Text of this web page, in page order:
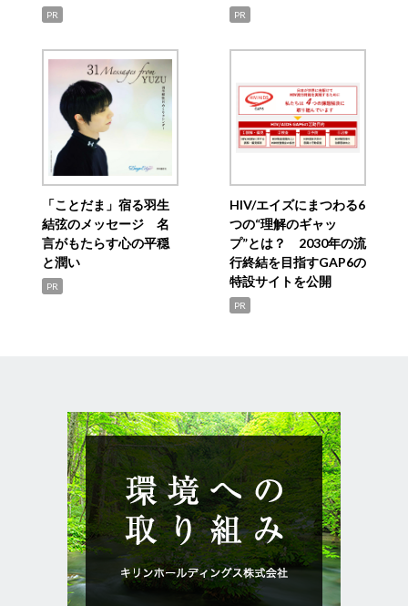
PR PR
「ことだま」宿る羽生
結弦のメッセージ 名
言がもたらす心の平穏
と潤い
PR
HIV/エイズにまつわる6
つの“理解のギャッ
プ”とは？ 2030年の流
行終結を目指すGAP6の
特設サイトを公開
PR